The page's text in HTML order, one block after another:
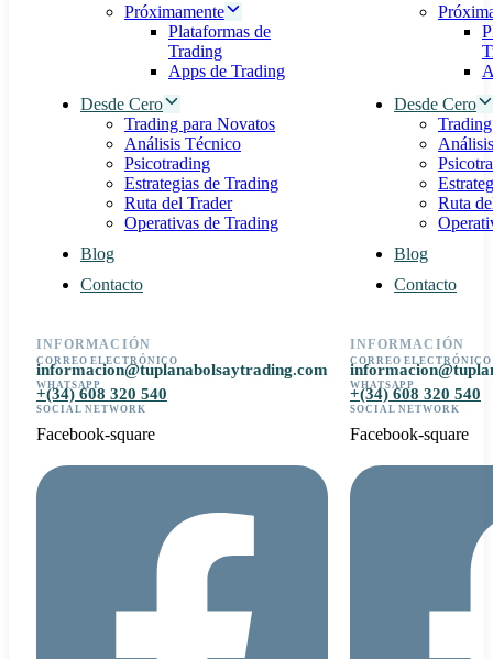
Próximamente
Plataformas de
Trading
Apps de Trading
Desde Cero
Trading para Novatos
Análisis Técnico
Psicotrading
Estrategias de Trading
Ruta del Trader
Operativas de Trading
Blog
Contacto
INFORMACIÓN
CORREO ELECTRÓNICO
informacion@tuplanabolsaytrading.com
WHATSAPP
+(34) 608 320 540
SOCIAL NETWORK
Facebook-square
Desde Cero
Ruta
Blog
Contacto
INFORMACIÓN
CORREO ELECTRÓNICO
WHATSAPP
+(34) 608 320 540
SOCIAL NETWORK
Facebook-square